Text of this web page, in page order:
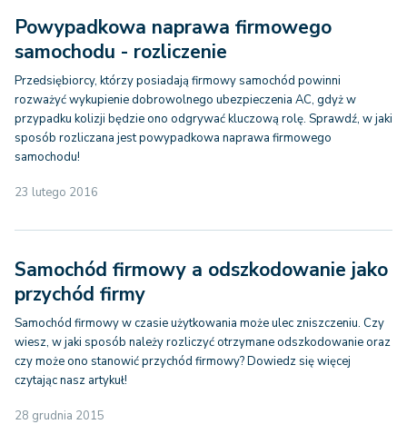
Powypadkowa naprawa firmowego
samochodu - rozliczenie
Przedsiębiorcy, którzy posiadają firmowy samochód powinni
rozważyć wykupienie dobrowolnego ubezpieczenia AC, gdyż w
przypadku kolizji będzie ono odgrywać kluczową rolę. Sprawdź, w jaki
sposób rozliczana jest powypadkowa naprawa firmowego
samochodu!
23 lutego 2016
Samochód firmowy a odszkodowanie jako
przychód firmy
Samochód firmowy w czasie użytkowania może ulec zniszczeniu. Czy
wiesz, w jaki sposób należy rozliczyć otrzymane odszkodowanie oraz
czy może ono stanowić przychód firmowy? Dowiedz się więcej
czytając nasz artykuł!
28 grudnia 2015